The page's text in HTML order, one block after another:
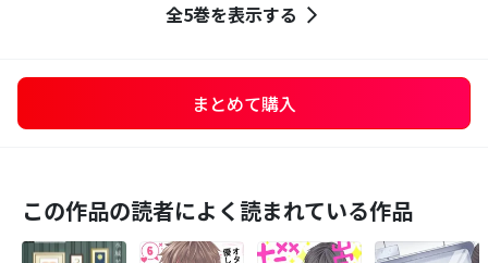
全5巻を表示する
まとめて購入
この作品の読者によく読まれている作品